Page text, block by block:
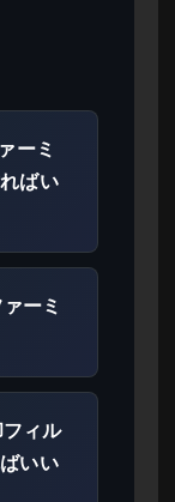
ーミ
ばい
ーミ
ィル
いい